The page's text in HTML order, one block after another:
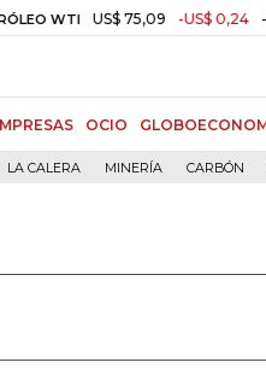
US$ 75,09 -US$ 0,24 -0,32%
OCIO
LA CALERA MINERÍA CARBÓN